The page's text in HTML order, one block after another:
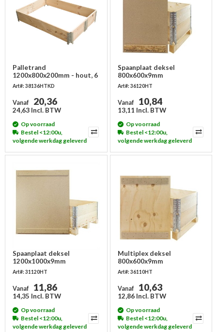
Palletrand
1200x800x200mm - hout, 6
scharnieren
Art#: 38136HTKD
Vanaf 20,36
24,63 Incl. BTW
Op voorraad
Bestel <12:00u,
volgende werkdag geleverd
Spaanplaat deksel
800x600x9mm
Art#: 36120HT
Vanaf 10,84
13,11 Incl. BTW
Op voorraad
Bestel <12:00u,
volgende werkdag geleverd
Spaanplaat deksel
1200x1000x9mm
Art#: 31120HT
Vanaf 11,86
14,35 Incl. BTW
Op voorraad
Bestel <12:00u,
volgende werkdag geleverd
Multiplex deksel
800x600x9mm
Art#: 36110HT
Vanaf 10,63
12,86 Incl. BTW
Op voorraad
Bestel <12:00u,
volgende werkdag geleverd